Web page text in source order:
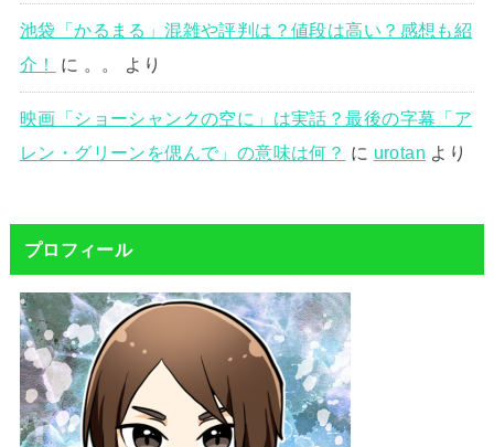
池袋「かるまる」混雑や評判は？値段は高い？感想も紹
介！
に 。。 より
映画「ショーシャンクの空に」は実話？最後の字幕「ア
レン・グリーンを偲んで」の意味は何？ に urotan より
プロフィール